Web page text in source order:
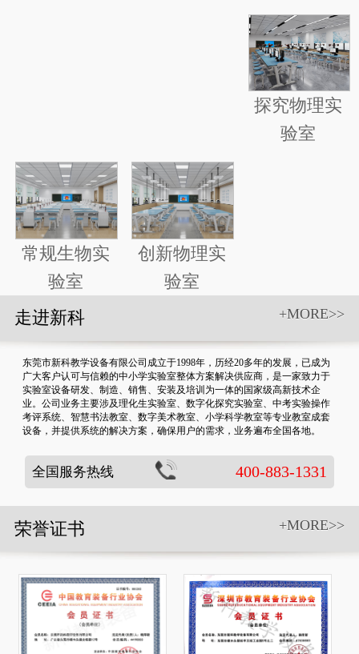
探究物理实
验室
常规生物实
验室
创新物理实
验室
+MORE>>
走进新科
东莞市新科教学设备有限公司成立于1998年，历经20多年的发展，已成为
广大客户认可与信赖的中小学实验室整体方案解决供应商，是一家致力于
实验室设备研发、制造、销售、安装及培训为一体的国家级高新技术企
业。公司业务主要涉及理化生实验室、数字化探究实验室、中考实验操作
考评系统、智慧书法教室、数字美术教室、小学科学教室等专业教室成套
设备，并提供系统的解决方案，确保用户的需求，业务遍布全国各地。
全国服务热线 400-883-1331
+MORE>>
荣誉证书